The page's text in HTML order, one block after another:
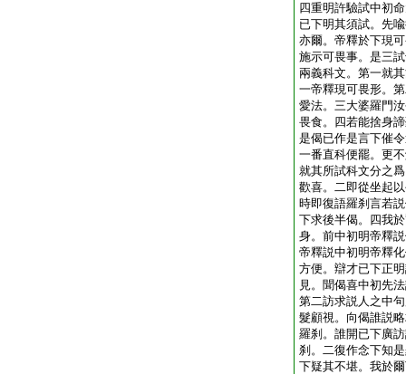
四重明許驗試中初
已下明其須試。先
亦爾。帝釋於下現
施示可畏事。是三
兩義科文。第一就
一帝釋現可畏形。
愛法。三大婆羅門
畏食。四若能捨身
是偈已作是言下催
一番直科便罷。更
就其所試科文分之
歡喜。二即從坐起
時即復語羅刹言若
下求後半偈。四我
身。前中初明帝釋
帝釋説中初明帝釋
方便。辯才已下正
見。聞偈喜中初先
第二訪求説人之中
髮顧視。向偈誰説
羅刹。誰開已下廣
刹。二復作念下知
下疑其不堪。我於